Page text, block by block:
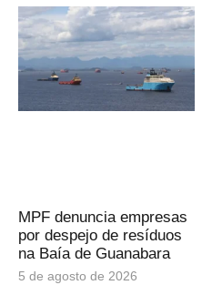
MPF denuncia empresas
por despejo de resíduos
na Baía de Guanabara
5 de agosto de 2026